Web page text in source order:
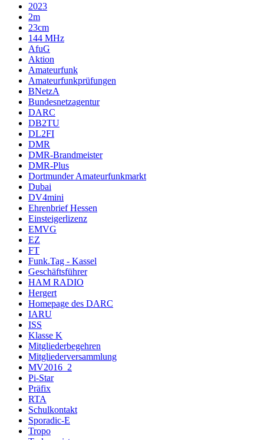
2023
2m
23cm
144 MHz
AfuG
Aktion
Amateurfunk
Amateurfunkprüfungen
BNetzA
Bundesnetzagentur
DARC
DB2TU
DL2FI
DMR
DMR-Brandmeister
DMR-Plus
Dortmunder Amateurfunkmarkt
Dubai
DV4mini
Ehrenbrief Hessen
Einsteigerlizenz
EMVG
EZ
FT
Funk.Tag - Kassel
Geschäftsführer
HAM RADIO
Hergert
Homepage des DARC
IARU
ISS
Klasse K
Mitgliederbegehren
Mitgliederversammlung
MV2016_2
Pi-Star
Präfix
RTA
Schulkontakt
Sporadic-E
Tropo